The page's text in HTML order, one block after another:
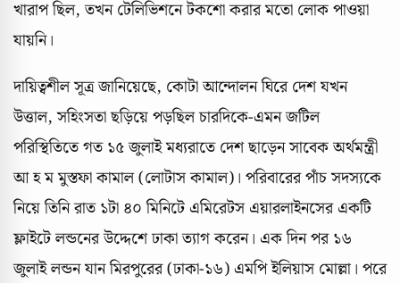
খারাপ ছিল, তখন টেলিভিশনে টকশো করার মতো লোক পাওয়া
যায়নি।
দায়িত্বশীল সূত্র জানিয়েছে, কোটা আন্দোলন ঘিরে দেশ যখন
উত্তাল, সহিংসতা ছড়িয়ে পড়ছিল চারদিকে-এমন জটিল
পরিস্থিতিতে গত ১৫ জুলাই মধ্যরাতে দেশ ছাড়েন সাবেক অর্থমন্ত্রী
আ হ ম মুস্তফা কামাল (লোটাস কামাল)। পরিবারের পাঁচ সদস্যকে
নিয়ে তিনি রাত ১টা ৪০ মিনিটে এমিরেটস এয়ারলাইনসের একটি
ফ্লাইটে লন্ডনের উদ্দেশে ঢাকা ত্যাগ করেন। এক দিন পর ১৬
জুলাই লন্ডন যান মিরপুরের (ঢাকা-১৬) এমপি ইলিয়াস মোল্লা। পরে